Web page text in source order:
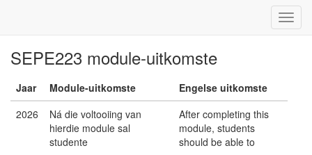
SEPE223 module-uitkomste
Jaar Module-uitkomste
Engelse uitkomste
2026
Ná die voltooiing van
hierdie module sal
studente
After completing this
module, students
should be able to